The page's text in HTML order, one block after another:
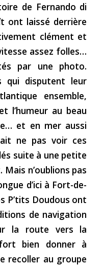
de Fernando di
ont laissé derrière
clément et
assez folles…
par une photo.
qui disputent leur
ensemble,
l’humeur au beau
et en mer aussi
ne pas voir ces
suite à une petite
n’oublions pas
d’ici à Fort-de-
P’tits Doudous ont
de navigation
la route vers la
bien donner à
recoller au groupe